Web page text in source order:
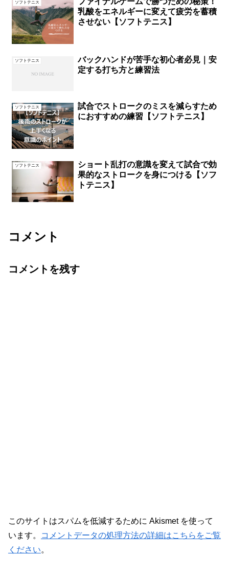
ソフトテニス
乳酸をエネルギーに変えて疲労を蓄積
させない【ソフトテニス】
ソフトテニス
バックハンドが苦手な初心者必見｜安
定する打ち方と練習法
ソフトテニス
試合でストロークのミスを減らすため
におすすめの練習【ソフトテニス】
ソフトテニス
ショート乱打の意識を変えて試合で効
果的なストロークを身につける【ソフ
トテニス】
コメント
コメントを残す
このサイトはスパムを低減するために Akismet を使って
います。
コメントデータの処理方法の詳細はこちらをご覧
ください。